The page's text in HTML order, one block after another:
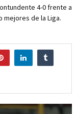
4-0 frente a
mejores de la Liga.